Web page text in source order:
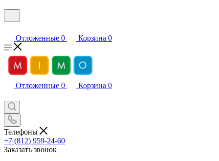
Отложенные 0 Корзина 0
Отложенные 0 Корзина 0
Телефоны
+7 (812) 959-24-60
Заказать звонок